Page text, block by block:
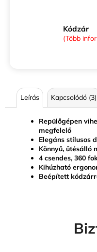
Kódzár
(Több
Leírás Kapcsolódó (3)
Repülőgépen
megfelelő
Elegáns stílusos
Könnyű, ütésálló
4 csendes, 360
Kihúzható
Beépített